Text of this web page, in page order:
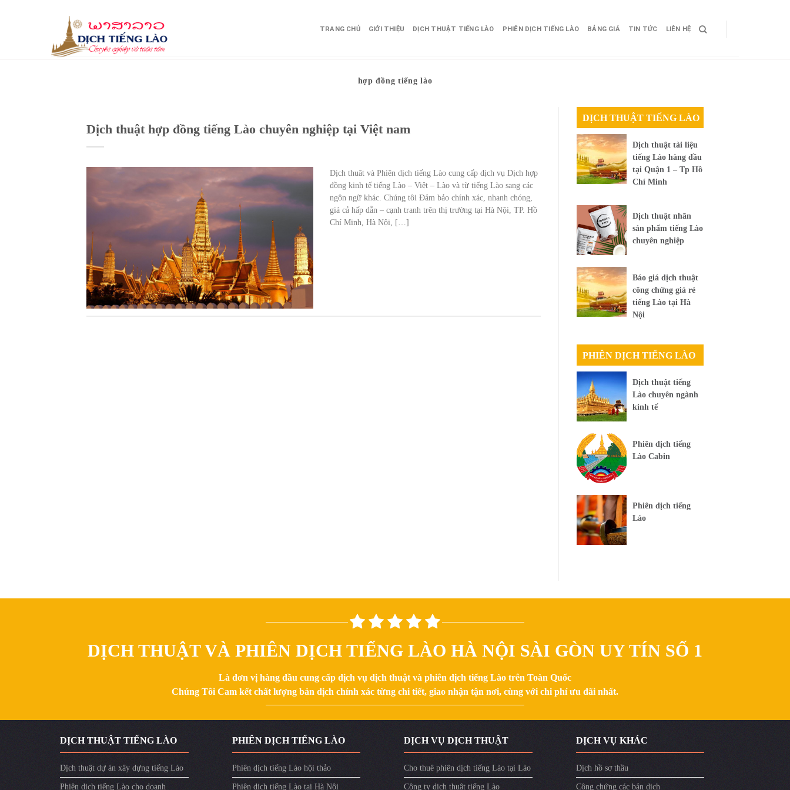
TRANG CHỦ GIỚI THIỆU DỊCH THUẬT TIẾNG LÀO PHIÊN DỊCH TIẾNG LÀO BẢNG GIÁ TIN TỨC LIÊN HỆ
hợp đồng tiếng lào
Dịch thuật hợp đồng tiếng Lào chuyên nghiệp tại Việt nam
Dịch thuât và Phiên dịch tiếng Lào cung cấp dịch vụ Dịch hợp
đồng kinh tế tiếng Lào – Việt – Lào và từ tiếng Lào sang các
ngôn ngữ khác. Chúng tôi Đảm bảo chính xác, nhanh chóng,
giá cả hấp dẫn – cạnh tranh trên thị trường tại Hà Nội, TP. Hồ
Chí Minh, Hà Nội, […]
DỊCH THUẬT TIẾNG LÀO
Dịch thuật tài liệu
tiếng Lào hàng đầu
tại Quận 1 – Tp Hồ
Chí Minh
Dịch thuật nhãn
sản phẩm tiếng Lào
chuyên nghiệp
Báo giá dịch thuật
công chứng giá rẻ
tiếng Lào tại Hà
Nội
PHIÊN DỊCH TIẾNG LÀO
Dịch thuật tiếng
Lào chuyên ngành
kinh tế
Phiên dịch tiếng
Lào Cabin
Phiên dịch tiếng
Lào
DỊCH THUẬT VÀ PHIÊN DỊCH TIẾNG LÀO HÀ NỘI SÀI GÒN UY TÍN SỐ 1
Là đơn vị hàng đầu cung cấp dịch vụ dịch thuật và phiên dịch tiếng Lào trên Toàn Quốc
Chúng Tôi Cam kết chất lượng bản dịch chính xác từng chi tiết, giao nhận tận nơi, cùng với chi phí ưu đãi nhất.
DỊCH THUẬT TIẾNG LÀO
Dịch thuật dự án xây dựng tiếng Lào
Phiên dịch tiếng Lào cho doanh
PHIÊN DỊCH TIẾNG LÀO
Phiên dịch tiếng Lào hội thảo
Phiên dịch tiếng Lào tại Hà Nội
DỊCH VỤ DỊCH THUẬT
Cho thuê phiên dịch tiếng Lào tại Lào
Công ty dịch thuật tiếng Lào
DỊCH VỤ KHÁC
Dịch hồ sơ thầu
Công chứng các bản dịch